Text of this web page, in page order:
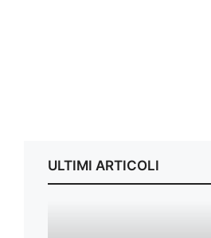
ULTIMI ARTICOLI